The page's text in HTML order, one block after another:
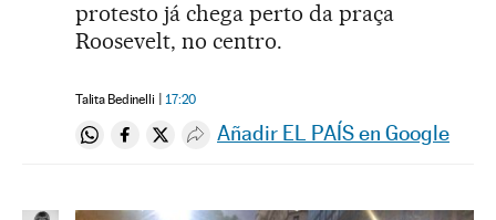
protesto já chega perto da praça
Roosevelt, no centro.
Talita Bedinelli 17:20
Compartir en Whatsapp
Compartir en Facebook
Compartir en Twitter
Desplegar Redes Sociales
Añadir EL PAÍS en Google